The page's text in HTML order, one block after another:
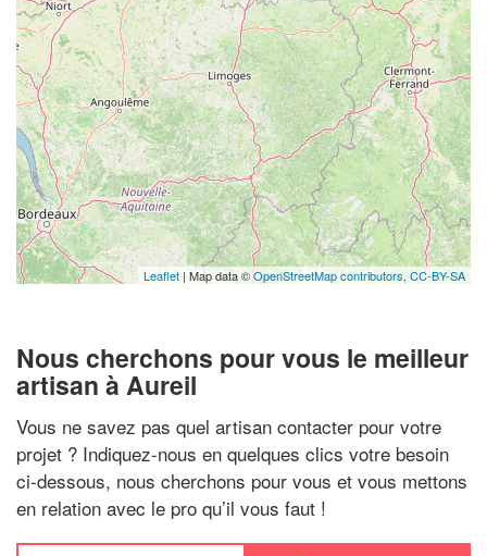
Leaflet | Map data ©OpenStreetMap contributors, CC-BY-SA
Nous cherchons pour vous le meilleur
artisan à Aureil
Vous ne savez pas quel artisan contacter pour votre
projet ? Indiquez-nous en quelques clics votre besoin
ci-dessous, nous cherchons pour vous et vous mettons
en relation avec le pro qu’il vous faut !